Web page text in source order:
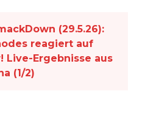
(29.5.26):
reagiert auf
Live-Ergebnisse aus
(1/2)